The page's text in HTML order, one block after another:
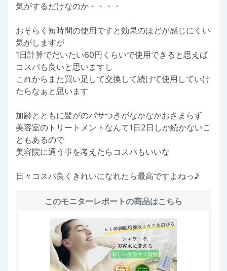
気がするだけなのか・・・・
おそらく短時間の使用ですと効果のほどが感じにくい
気がしますが
1日計算でだいたい60円くらいで使用できると思えば
コスパも良いと思いますし
これからまた買い足して交換して続けて使用していけ
たらなぁと思います
加齢とともに髪がのパサつきがなかなかおさまらず
美容室のトリートメントなんて1日2日しか続かないこ
ともあるので
美容院に通う事を考えたらコスパもいいな
日々コスパ良くきれいになれたら最高ですよねっ♪
このモニターレポートの商品はこちら